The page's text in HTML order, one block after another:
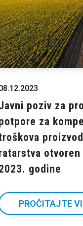
poziv za
za
godine
PROČITAJTE